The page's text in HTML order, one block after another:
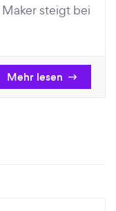
steigt bei
Mehr lesen